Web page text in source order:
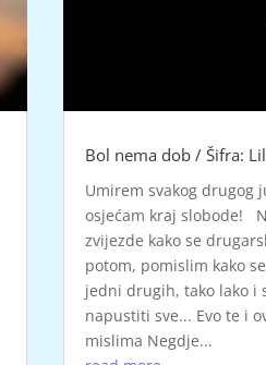
Bol nema dob / Šifra:
Umirem svakog drugog
osjećam kraj slobode!
zvijezde kako se
potom, pomislim kako
jedni drugih, tako lako i
napustiti sve... Evo te i
mislima Negdje...